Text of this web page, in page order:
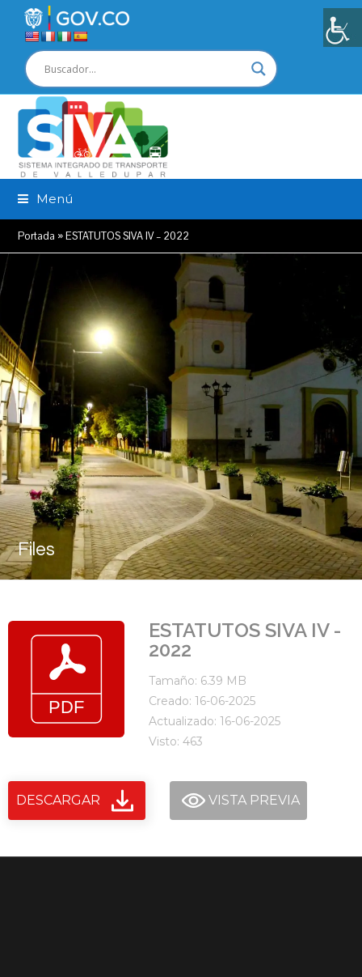
Menú
Portada »ESTATUTOS SIVA IV – 2022
Files
ESTATUTOS SIVA IV -
2022
Tamaño: 6.39 MB
Creado: 16-06-2025
Actualizado: 16-06-2025
Visto: 463
DESCARGAR VISTA PREVIA